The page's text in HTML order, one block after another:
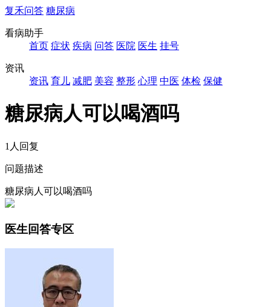
复禾问答 糖尿病
看病助手
首页 症状 疾病 问答 医院 医生 挂号
资讯
资讯 育儿 减肥 美容 整形 心理 中医 体检 保健
糖尿病人可以喝酒吗
1人回复
问题描述
糖尿病人可以喝酒吗
医生回答专区